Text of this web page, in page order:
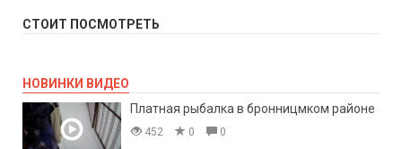
СТОИТ ПОСМОТРЕТЬ
НОВИНКИ ВИДЕО
Платная рыбалка в бронницмком районе
452 0 0